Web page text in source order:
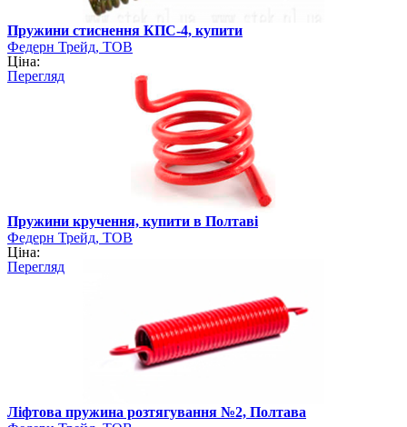
Пружини стиснення КПС-4, купити
Федерн Трейд, ТОВ
Ціна:
Перегляд
Пружини кручення, купити в Полтаві
Федерн Трейд, ТОВ
Ціна:
Перегляд
Ліфтова пружина розтягування №2, Полтава